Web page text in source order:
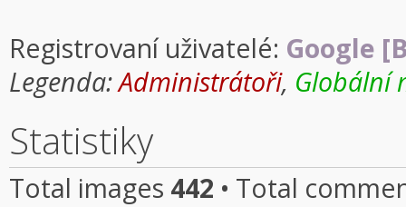
Registrovaní uživatelé: Google
Legenda:Administrátoři, Globální
Statistiky
Total images 442 • Total